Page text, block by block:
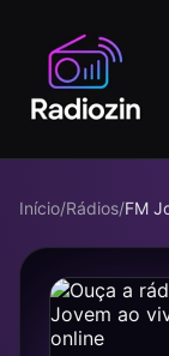
Início/Rádios/FM